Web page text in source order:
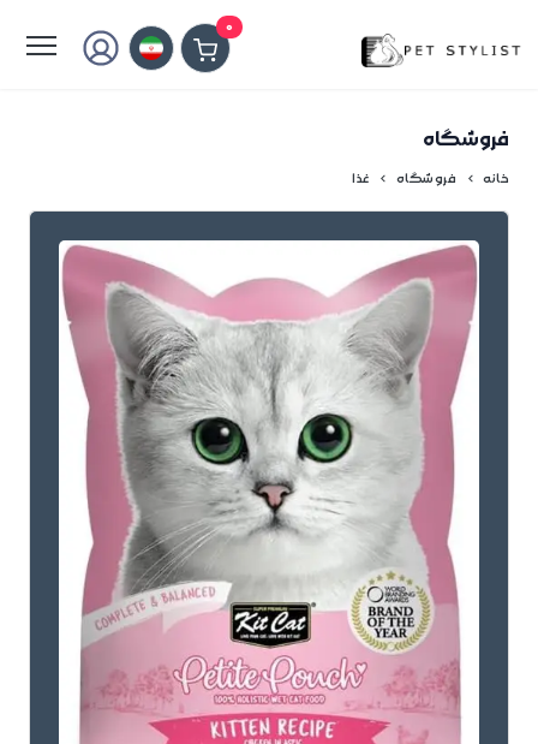
0
فروشگاه
خانه فروشگاه غذا